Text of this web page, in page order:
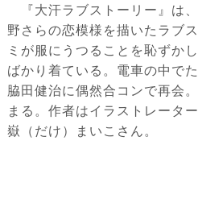
『大汗ラブストーリー』は
野さらの恋模様を描いたラブ
ミが服にうつることを恥ずか
ばかり着ている。電車の中で
脇田健治に偶然合コンで再会
まる。作者はイラストレータ
嶽（だけ）まいこさん。